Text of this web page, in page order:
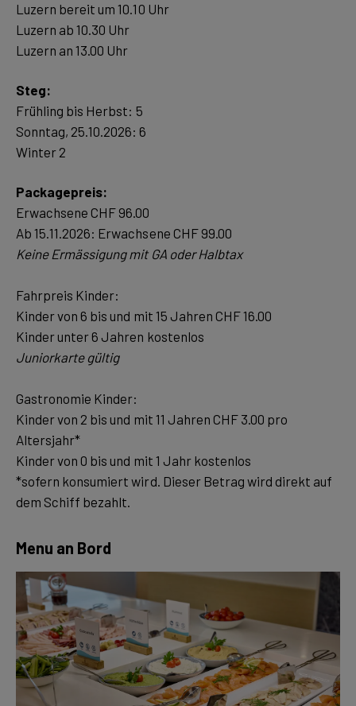
Luzern bereit um 10.10 Uhr
Luzern ab 10.30 Uhr
Luzern an 13.00 Uhr
Frühling bis Herbst: 5
Sonntag, 25.10.2026: 6
Winter 2
Packagepreis:
Erwachsene CHF 96.00
Keine Ermässigung mit GA oder Halbtax
Fahrpreis Kinder:
Kinder von 6 bis und mit 15 Jahren CHF 16.00
Juniorkarte gültig
Gastronomie Kinder:
Kinder von 2 bis und mit 11 Jahren CHF 3.00 pro
Altersjahr*
Kinder von 0 bis und mit 1 Jahr kostenlos
*sofern konsumiert wird. Dieser Betrag wird direkt auf
dem Schiff bezahlt.
Menu an Bord